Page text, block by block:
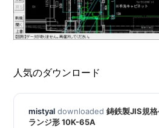
人気のダウンロード
mistyal downloaded 鋳鉄製JIS規
ランジ形 10K-65A